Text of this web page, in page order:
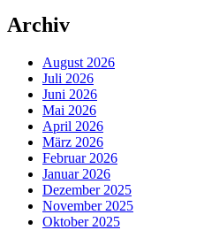
Archiv
August 2026
Juli 2026
Juni 2026
Mai 2026
April 2026
März 2026
Februar 2026
Januar 2026
Dezember 2025
November 2025
Oktober 2025